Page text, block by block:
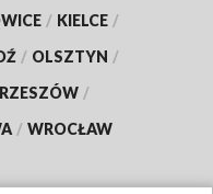
/ KIELCE /
/ OLSZTYN /
RZESZÓW /
/ WROCŁAW